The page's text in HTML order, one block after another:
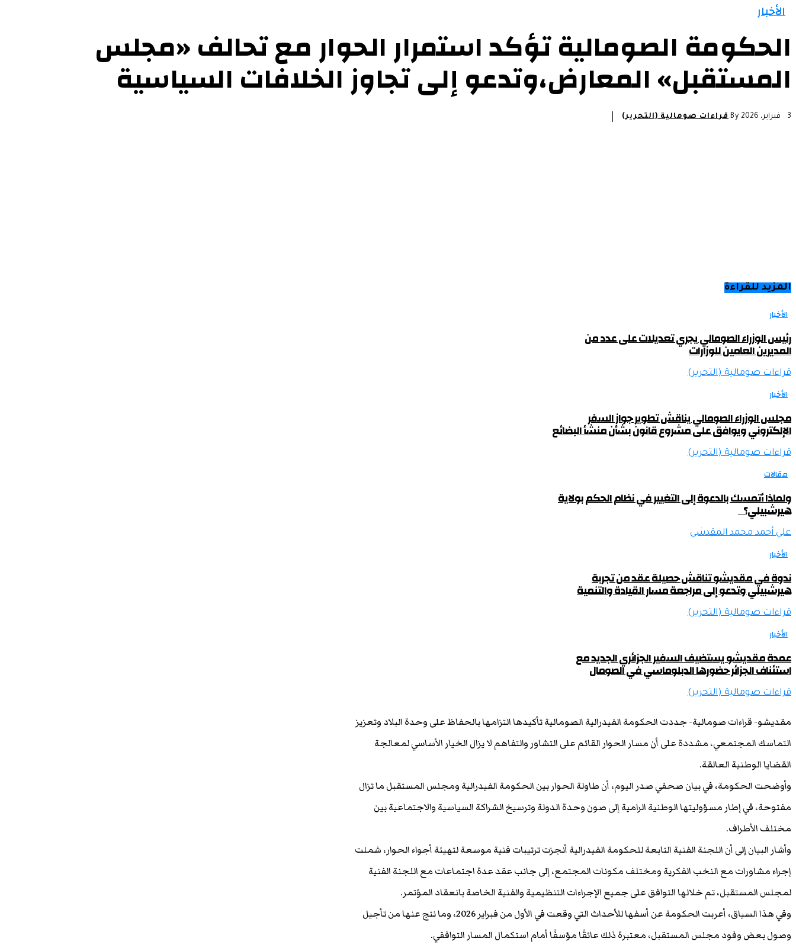
الأخبار
الحكومة الصومالية تؤكد استمرار الحوار مع تحالف «مجلس
المستقبل» المعارض،وتدعو إلى تجاوز الخلافات السياسية
3 فبراير، 2026 By قراءات صومالية (التحرير)
المزيد للقراءة
الأخبار
رئيس الوزراء الصومالي يجري تعديلات على عدد من
المديرين العامين للوزارات
قراءات صومالية (التحرير)
الأخبار
مجلس الوزراء الصومالي يناقش تطوير جواز السفر
الإلكتروني ويوافق على مشروع قانون بشأن منشأ البضائع
قراءات صومالية (التحرير)
مقالات
ولماذا أتمسك بالدعوة إلى التغيير في نظام الحكم بولاية
هيرشبيلي؟
علي أحمد محمد المقدشي
الأخبار
ندوة في مقديشو تناقش حصيلة عقد من تجربة
هيرشبيلي وتدعو إلى مراجعة مسار القيادة والتنمية
قراءات صومالية (التحرير)
الأخبار
عمدة مقديشو يستضيف السفير الجزائري الجديد مع
استئناف الجزائر حضورها الدبلوماسي في الصومال
قراءات صومالية (التحرير)
مقديشو- قراءات صومالية- جددت الحكومة الفيدرالية الصومالية تأكيدها التزامها بالحفاظ على وحدة البلاد وتعزيز
التماسك المجتمعي، مشددة على أن مسار الحوار القائم على التشاور والتفاهم لا يزال الخيار الأساسي لمعالجة
القضايا الوطنية العالقة.
وأوضحت الحكومة، في بيان صحفي صدر اليوم، أن طاولة الحوار بين الحكومة الفيدرالية ومجلس المستقبل ما تزال
مفتوحة، في إطار مسؤوليتها الوطنية الرامية إلى صون وحدة الدولة وترسيخ الشراكة السياسية والاجتماعية بين
مختلف الأطراف.
وأشار البيان إلى أن اللجنة الفنية التابعة للحكومة الفيدرالية أنجزت ترتيبات فنية موسعة لتهيئة أجواء الحوار، شملت
إجراء مشاورات مع النخب الفكرية ومختلف مكونات المجتمع، إلى جانب عقد عدة اجتماعات مع اللجنة الفنية
لمجلس المستقبل، تم خلالها التوافق على جميع الإجراءات التنظيمية والفنية الخاصة بانعقاد المؤتمر.
وفي هذا السياق، أعربت الحكومة عن أسفها للأحداث التي وقعت في الأول من فبراير 2026، وما نتج عنها من تأجيل
وصول بعض وفود مجلس المستقبل، معتبرة ذلك عائقًا مؤسفًا أمام استكمال المسار التوافقي.